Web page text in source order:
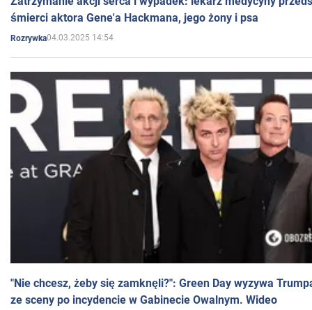
śmierci aktora Gene'a Hackmana, jego żony i psa
Rozrywka04.03.2025 14:54
"Nie chcesz, żeby się zamknęli?": Green Day wyzywa
ze sceny po incydencie w Gabinecie Owalnym. Wideo